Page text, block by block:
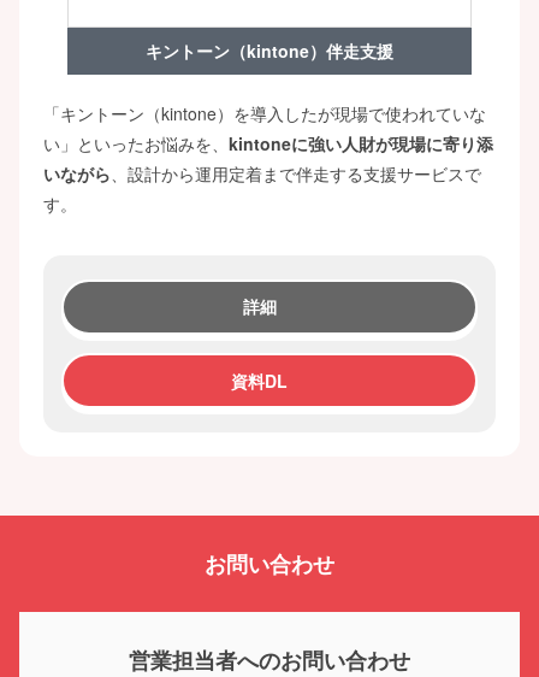
キントーン（kintone）伴走支援
「キントーン（kintone）を導入したが現場で使われていな
い」といったお悩みを、 kintoneに強い人財が現場に寄り添
いながら 、設計から運用定着まで伴走する支援サービスで
す。
詳細
資料DL
お問い合わせ
営業担当者へのお問い合わせ